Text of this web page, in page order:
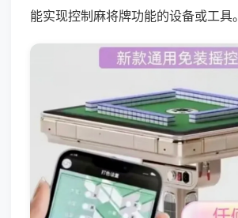
能实现控制麻将牌功能的设备或工具。